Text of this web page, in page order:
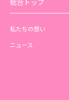
総合トップ
私たちの想い
ニュース